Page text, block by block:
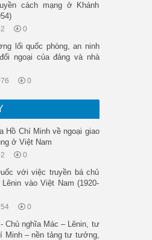
cách mạng ở Khánh
0
lối quốc phòng, an ninh
ngoại của đảng và nhà
0
Hồ Chí Minh về ngoại giao
ở Việt Nam
0
với việc truyền bá chủ
vào Việt Nam (1920-
0
Chủ nghĩa Mác – Lênin, tư
Minh – nền tảng tư tưởng,